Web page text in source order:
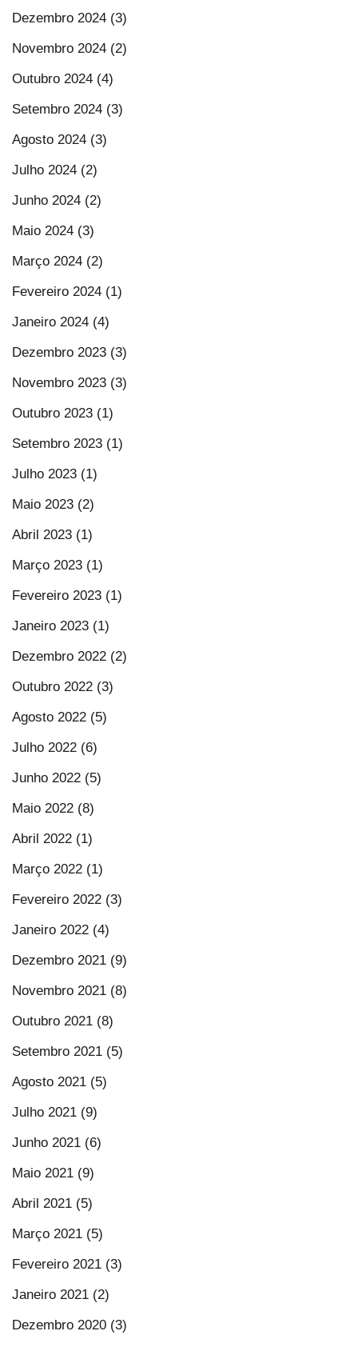
Dezembro 2024 (3)
Novembro 2024 (2)
Outubro 2024 (4)
Setembro 2024 (3)
Agosto 2024 (3)
Julho 2024 (2)
Junho 2024 (2)
Maio 2024 (3)
Março 2024 (2)
Fevereiro 2024 (1)
Janeiro 2024 (4)
Dezembro 2023 (3)
Novembro 2023 (3)
Outubro 2023 (1)
Setembro 2023 (1)
Julho 2023 (1)
Maio 2023 (2)
Abril 2023 (1)
Março 2023 (1)
Fevereiro 2023 (1)
Janeiro 2023 (1)
Dezembro 2022 (2)
Outubro 2022 (3)
Agosto 2022 (5)
Julho 2022 (6)
Junho 2022 (5)
Maio 2022 (8)
Abril 2022 (1)
Março 2022 (1)
Fevereiro 2022 (3)
Janeiro 2022 (4)
Dezembro 2021 (9)
Novembro 2021 (8)
Outubro 2021 (8)
Setembro 2021 (5)
Agosto 2021 (5)
Julho 2021 (9)
Junho 2021 (6)
Maio 2021 (9)
Abril 2021 (5)
Março 2021 (5)
Fevereiro 2021 (3)
Janeiro 2021 (2)
Dezembro 2020 (3)